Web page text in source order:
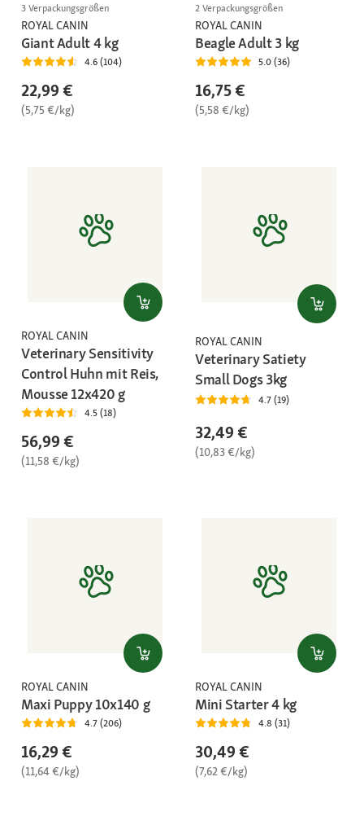
3 Verpackungsgrößen
ROYAL CANIN
Giant Adult 4 kg
4.6 (104)
22,99 €
(5,75 €/kg)
2 Verpackungsgrößen
ROYAL CANIN
Beagle Adult 3 kg
5.0 (36)
16,75 €
(5,58 €/kg)
ROYAL CANIN
Veterinary Sensitivity
Control Huhn mit Reis,
Mousse 12x420 g
4.5 (18)
56,99 €
(11,58 €/kg)
ROYAL CANIN
Veterinary Satiety
Small Dogs 3kg
4.7 (19)
32,49 €
(10,83 €/kg)
ROYAL CANIN
Maxi Puppy 10x140 g
4.7 (206)
16,29 €
(11,64 €/kg)
ROYAL CANIN
Mini Starter 4 kg
4.8 (31)
30,49 €
(7,62 €/kg)